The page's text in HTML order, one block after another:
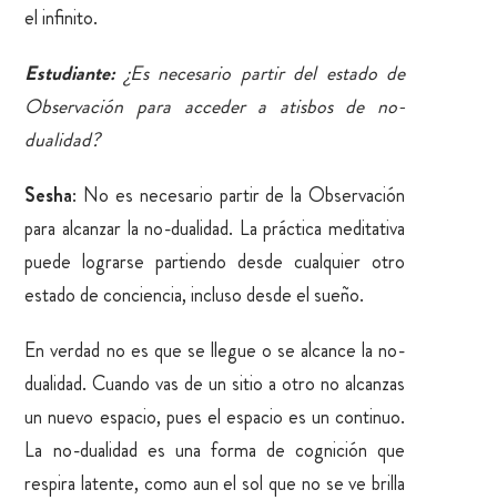
el infinito.
Estudiante:¿Es necesario partir del estado de
Observación para acceder a atisbos de no-
dualidad?
Sesha: No es necesario partir de la Observación
para alcanzar la no-dualidad. La práctica meditativa
puede lograrse partiendo desde cualquier otro
estado de conciencia, incluso desde el sueño.
En verdad no es que se llegue o se alcance la no-
dualidad. Cuando vas de un sitio a otro no alcanzas
un nuevo espacio, pues el espacio es un continuo.
La no-dualidad es una forma de cognición que
respira latente, como aun el sol que no se ve brilla